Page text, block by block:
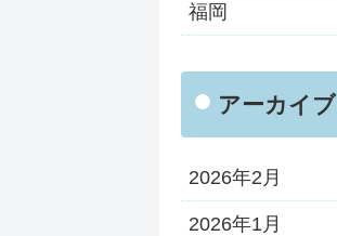
福岡
アーカイブ
2026年2月
2026年1月